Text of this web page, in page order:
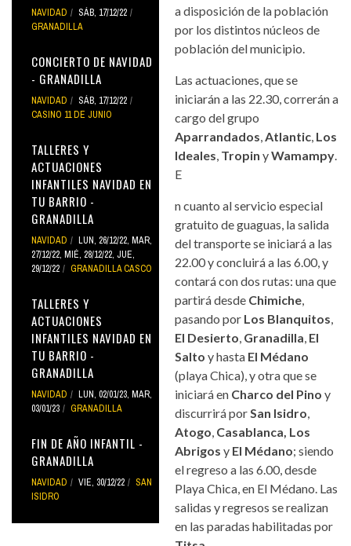
NAVIDAD
SÁB, 17/12/22
GRANADILLA
CONCIERTO DE NAVIDAD
- GRANADILLA
NAVIDAD
SÁB, 17/12/22
CASINO 11 DE JUNIO
TALLERES Y
ACTUACIONES
INFANTILES NAVIDAD EN
TU BARRIO -
GRANADILLA
NAVIDAD LUN, 26/12/22, MAR,
27/12/22, MIÉ, 28/12/22, JUE,
29/12/22
GRANADILLA CASCO
TALLERES Y
ACTUACIONES
INFANTILES NAVIDAD EN
TU BARRIO -
GRANADILLA
NAVIDAD LUN, 02/01/23, MAR,
03/01/23
GRANADILLA
FIN DE AÑO INFANTIL -
GRANADILLA
NAVIDAD VIE, 30/12/22
SAN
ISIDRO
a disposición de la población
por los distintos núcleos de
población del municipio.
Las actuaciones, que se
iniciarán a las 22.30, correrán a
cargo del grupo
Aparrandados,Atlantic, Los
Ideales, TropinyWamampy.
E
n cuanto al servicio especial
gratuito de guaguas, la salida
del transporte se iniciará a las
22.00 y concluirá a las 6.00, y
contará con dos rutas: una que
partirá desde Chimiche,
pasando por Los Blanquitos,
El Desierto, Granadilla, El
Salto y hasta El Médano
(playa Chica), y otra que se
iniciará en Charco del Pino y
discurrirá porSan Isidro,
Atogo, Casablanca, Los
Abrigos y El Médano; siendo
el regreso a las 6.00, desde
Playa Chica, en El Médano. Las
salidas y regresos se realizan
en las paradas habilitadas por